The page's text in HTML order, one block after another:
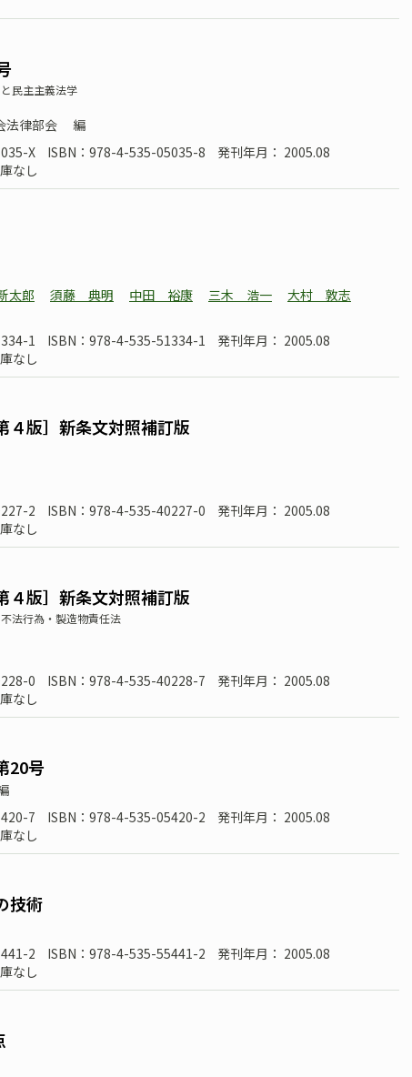
民主主義法学
法律部会
編
X
ISBN：978-4-535-05035-8
発刊年月： 2005.08
なし
太郎 須藤 典明 中田 裕康 三木 浩一
大村 敦志
1
ISBN：978-4-535-51334-1
発刊年月： 2005.08
なし
４版］新条文対照補訂版
2
ISBN：978-4-535-40227-0
発刊年月： 2005.08
なし
４版］新条文対照補訂版
法行為・製造物責任法
0
ISBN：978-4-535-40228-7
発刊年月： 2005.08
なし
20号
7
ISBN：978-4-535-05420-2
発刊年月： 2005.08
なし
技術
2
ISBN：978-4-535-55441-2
発刊年月： 2005.08
なし